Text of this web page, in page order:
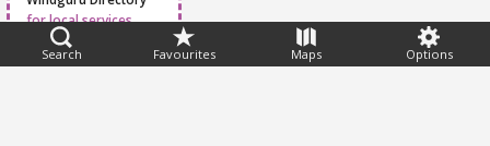
Search Favourites Maps Options
for local services
Feedback